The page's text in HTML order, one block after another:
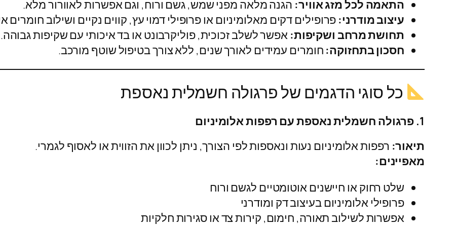
התאמה לכל מזג אוויר: הגנה מלאה מפני שמש, גשם ורוח, וגם אפשרות לאוורור מלא.
עיצוב מודרני: פרופילים דקים מאלומיניום או פרופילי דמוי עץ, קווים נקיים ושילוב חומרים
תחושת מרחב ושקיפות: אפשר לשלב זכוכית, פוליקרבונט או בד איכותי עם שקיפות גבוהה.
חסכון בתחזוקה: חומרים עמידים לאורך שנים, ללא צורך בטיפול שוטף מורכב.
כל סוגי הדגמים של פרגולה חשמלית נאספת
1. פרגולה חשמלית נאספת עם רפפות אלומיניום
תיאור: רפפות אלומיניום נעות ונאספות לפי הצורך, ניתן לכוון את הזווית או לאסוף לגמרי.
מאפיינים:
שלט רחוק או חיישנים אוטומטיים לגשם ורוח
פרופילי אלומיניום בעיצוב דק ומודרני
אפשרות לשילוב תאורה, חימום, קירות צד או סגירות חלקיות